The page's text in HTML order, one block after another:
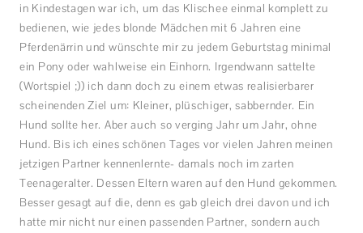
in Kindestagen war ich, um das Klischee einmal komplett zu
bedienen, wie jedes blonde Mädchen mit 6 Jahren eine
Pferdenärrin und wünschte mir zu jedem Geburtstag minimal
ein Pony oder wahlweise ein Einhorn. Irgendwann sattelte
(Wortspiel ;)) ich dann doch zu einem etwas realisierbarer
scheinenden Ziel um: Kleiner, plüschiger, sabbernder. Ein
Hund sollte her. Aber auch so verging Jahr um Jahr, ohne
Hund. Bis ich eines schönen Tages vor vielen Jahren meinen
jetzigen Partner kennenlernte- damals noch im zarten
Teenageralter. Dessen Eltern waren auf den Hund gekommen.
Besser gesagt auf die, denn es gab gleich drei davon und ich
hatte mir nicht nur einen passenden Partner, sondern auch